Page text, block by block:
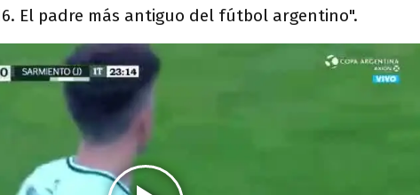
El padre más antiguo del fútbol argentino".